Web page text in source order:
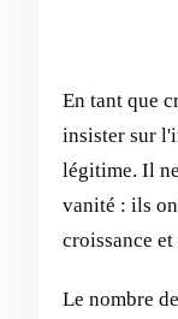
En tant que
insister sur
légitime. Il
vanité : ils
croissance
Le nombre